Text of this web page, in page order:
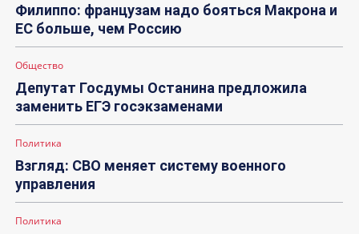
Филиппо: французам надо бояться Макрона и
ЕС больше, чем Россию
Общество
Депутат Госдумы Останина предложила
заменить ЕГЭ госэкзаменами
Политика
Взгляд: СВО меняет систему военного
управления
Политика